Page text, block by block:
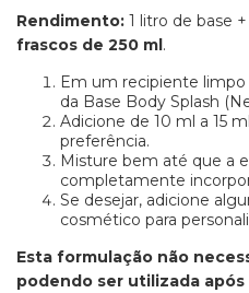
Rendimento: 1 litro de base
frascos de 250 ml .
Em um recipiente
da Base Body Splash
Adicione de 10 ml a 15
preferência.
Misture bem até que a
completamente
Se desejar, adicione
cosmético para
Esta formulação não
podendo ser utilizada após